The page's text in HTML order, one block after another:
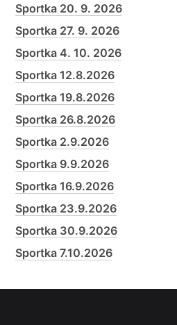
Sportka 20. 9. 2026
Sportka 27. 9. 2026
Sportka 4. 10. 2026
Sportka 12.8.2026
Sportka 19.8.2026
Sportka 26.8.2026
Sportka 2.9.2026
Sportka 9.9.2026
Sportka 16.9.2026
Sportka 23.9.2026
Sportka 30.9.2026
Sportka 7.10.2026